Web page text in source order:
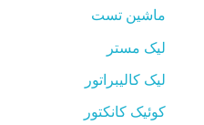
ماشین تست
لیک مستر
لیک کالیبراتور
کوئیک کانکتور